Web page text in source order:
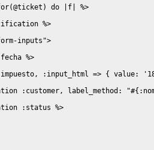
(@ticket ) do f
%>
%>
inputs">
%>
, :input_html => { value:
:customer , label_method:
:status %>